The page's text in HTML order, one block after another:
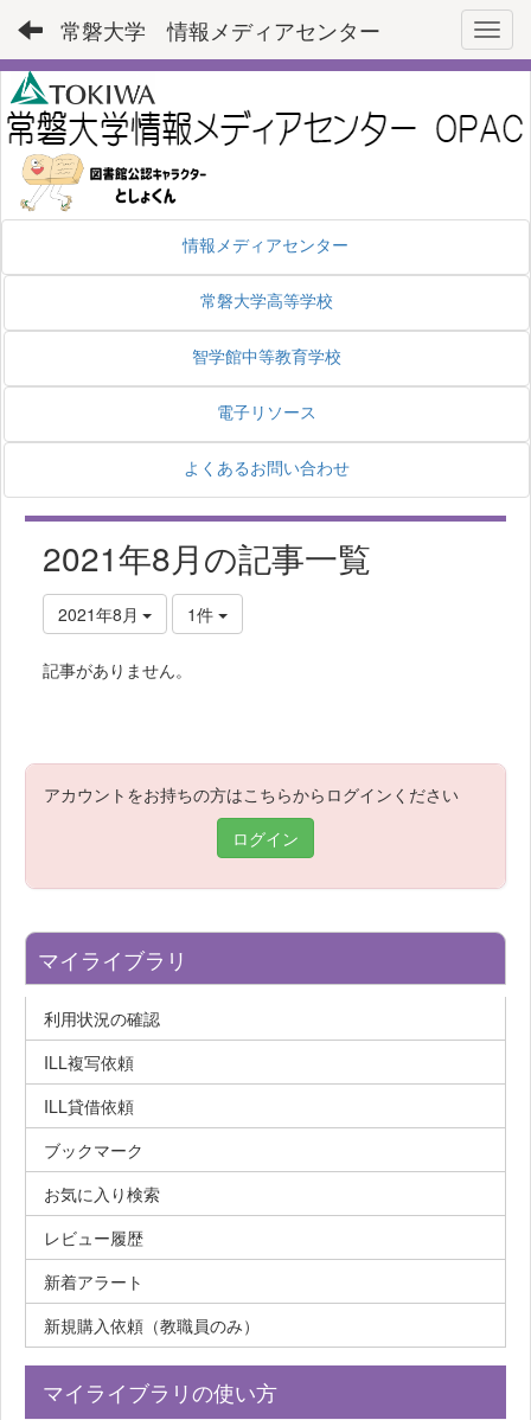
常磐大学 情報メディアセンター
情報メディアセンター
常磐大学高等学校
智学館中等教育学校
電子リソース
よくあるお問い合わせ
2021年8月の記事一覧
2021年8月 1件
記事がありません。
アカウントをお持ちの方はこちらからログインください
ログイン
マイライブラリ
利用状況の確認
ILL複写依頼
ILL貸借依頼
ブックマーク
お気に入り検索
レビュー履歴
新着アラート
新規購入依頼（教職員のみ）
マイライブラリの使い方